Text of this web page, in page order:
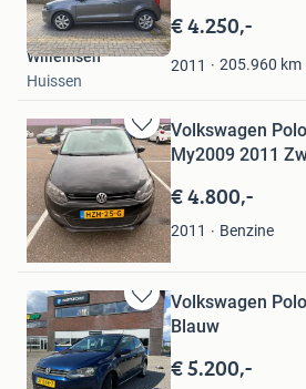
in
Mijn
Favorieten
€ 4.250,-
2011 205.960 km
Willemsen
Huissen
Bewaren
in
Mijn
Favorieten
Volkswagen
My2009 2011
€ 4.800,-
2011 Benzine
Chadi Beiroeti
Enschede
Bewaren
in
Mijn
Favorieten
Volkswagen
Blauw
€ 5.200,-